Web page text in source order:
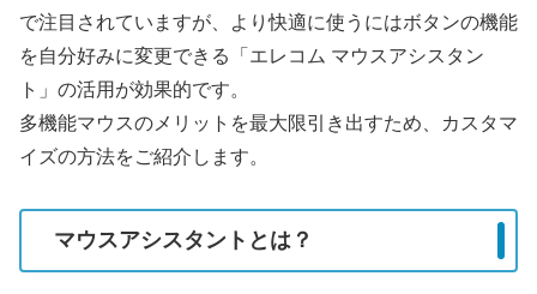
で注目されていますが、より快適に使うにはボタンの機能
を自分好みに変更できる
「エレコム マウスアシスタン
ト」 の活用が効果的です。
多機能マウスのメリットを最大限引き出すため、カスタマ
イズの方法をご紹介します。
マウスアシスタントとは？